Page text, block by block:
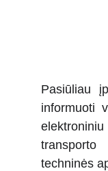
​Pasiūliau
informuoti
techninės